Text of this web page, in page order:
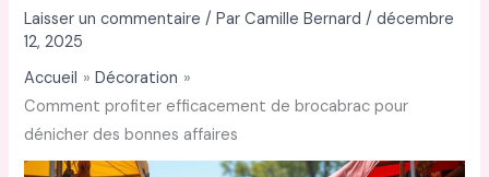
Laisser un commentaire / ParCamille Bernard/décembre
12, 2025
Accueil
Décoration
Comment profiter efficacement de brocabrac pour
dénicher des bonnes affaires